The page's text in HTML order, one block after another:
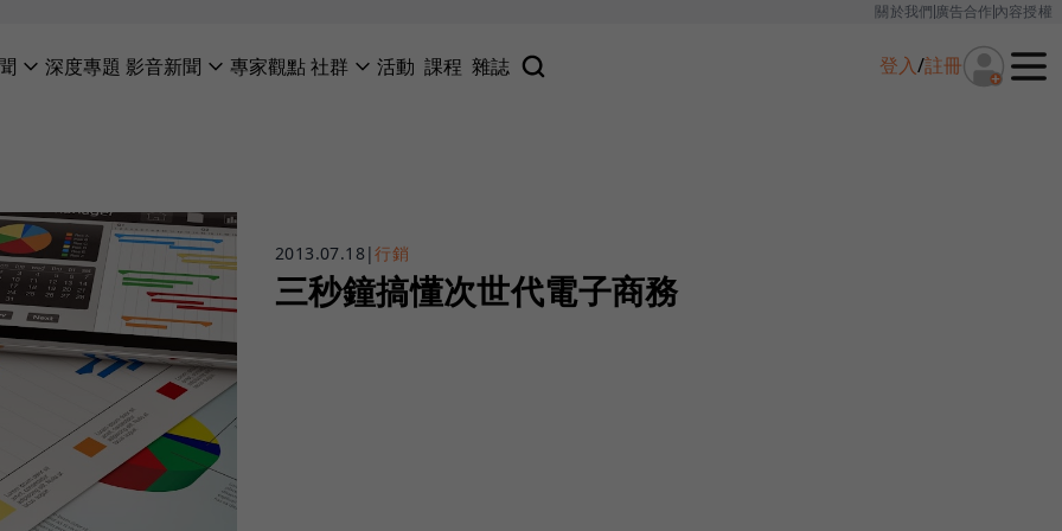
關於我們廣告合作內容授權
深度專題 影音新聞 專家觀點社群 活動 課程 雜誌 登入/註冊
2013.07.18|行銷
三秒鐘搞懂次世代電子商務